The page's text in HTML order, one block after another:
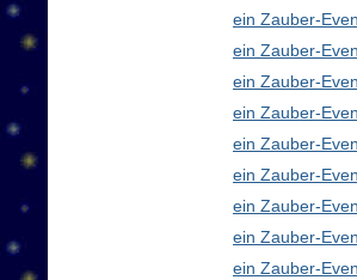
ein Zauber-
ein Zauber-
ein Zauber-
ein Zauber-
ein Zauber-
ein Zauber-
ein Zauber-
ein Zauber-
ein Zauber-